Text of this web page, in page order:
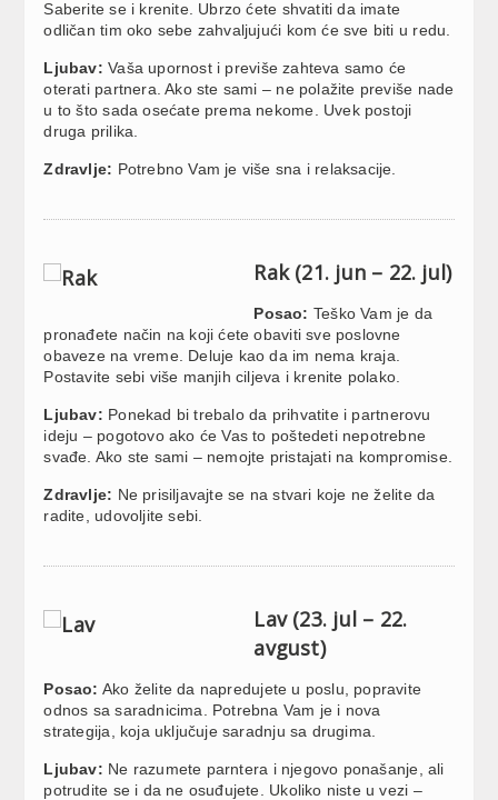
Saberite se i krenite. Ubrzo ćete shvatiti da imate
odličan tim oko sebe zahvaljujući kom će sve biti u redu.
Ljubav: Vaša upornost i previše zahteva samo će
oterati partnera. Ako ste sami – ne polažite previše nade
u to što sada osećate prema nekome. Uvek postoji
druga prilika.
Zdravlje: Potrebno Vam je više sna i relaksacije.
Rak (21. jun – 22. jul)
Posao: Teško Vam je da
pronađete način na koji ćete obaviti sve poslovne
obaveze na vreme. Deluje kao da im nema kraja.
Postavite sebi više manjih ciljeva i krenite polako.
Ljubav: Ponekad bi trebalo da prihvatite i partnerovu
ideju – pogotovo ako će Vas to poštedeti nepotrebne
svađe. Ako ste sami – nemojte pristajati na kompromise.
Zdravlje: Ne prisiljavajte se na stvari koje ne želite da
radite, udovoljite sebi.
Lav (23. jul – 22.
avgust)
Posao: Ako želite da napredujete u poslu, popravite
odnos sa saradnicima. Potrebna Vam je i nova
strategija, koja uključuje saradnju sa drugima.
Ljubav: Ne razumete parntera i njegovo ponašanje, ali
potrudite se i da ne osuđujete. Ukoliko niste u vezi –